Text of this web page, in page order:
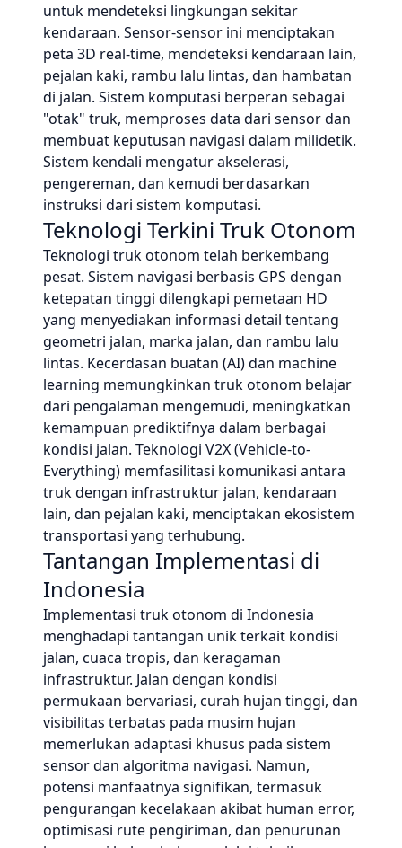
untuk mendeteksi lingkungan sekitar
kendaraan. Sensor-sensor ini menciptakan
peta 3D real-time, mendeteksi kendaraan lain,
pejalan kaki, rambu lalu lintas, dan hambatan
di jalan. Sistem komputasi berperan sebagai
"otak" truk, memproses data dari sensor dan
membuat keputusan navigasi dalam milidetik.
Sistem kendali mengatur akselerasi,
pengereman, dan kemudi berdasarkan
instruksi dari sistem komputasi.
Teknologi Terkini Truk Otonom
Teknologi truk otonom telah berkembang
pesat. Sistem navigasi berbasis GPS dengan
ketepatan tinggi dilengkapi pemetaan HD
yang menyediakan informasi detail tentang
geometri jalan, marka jalan, dan rambu lalu
lintas. Kecerdasan buatan (AI) dan machine
learning memungkinkan truk otonom belajar
dari pengalaman mengemudi, meningkatkan
kemampuan prediktifnya dalam berbagai
kondisi jalan. Teknologi V2X (Vehicle-to-
Everything) memfasilitasi komunikasi antara
truk dengan infrastruktur jalan, kendaraan
lain, dan pejalan kaki, menciptakan ekosistem
transportasi yang terhubung.
Tantangan Implementasi di
Indonesia
Implementasi truk otonom di Indonesia
menghadapi tantangan unik terkait kondisi
jalan, cuaca tropis, dan keragaman
infrastruktur. Jalan dengan kondisi
permukaan bervariasi, curah hujan tinggi, dan
visibilitas terbatas pada musim hujan
memerlukan adaptasi khusus pada sistem
sensor dan algoritma navigasi. Namun,
potensi manfaatnya signifikan, termasuk
pengurangan kecelakaan akibat human error,
optimisasi rute pengiriman, dan penurunan